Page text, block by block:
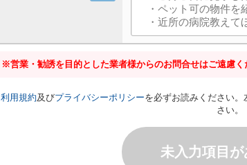
※営業・勧誘を目的とした業者様からのお問合せはご遠慮く
利用規約及びプライバシーポリシーを必ずお読みください
さい。
未入力項目